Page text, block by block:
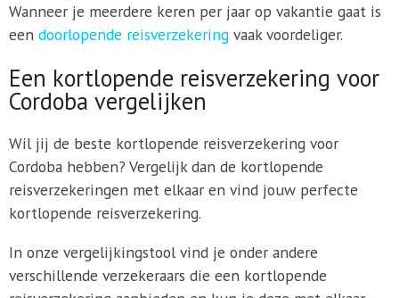
Wanneer je meerdere keren per jaar op vakantie gaat is
een doorlopende reisverzekeringvaak voordeliger.
Een kortlopende reisverzekering voor
Cordoba vergelijken
Wil jij de beste kortlopende reisverzekering voor
Cordoba hebben? Vergelijk dan de kortlopende
reisverzekeringen met elkaar en vind jouw perfecte
kortlopende reisverzekering.
In onze vergelijkingstool vind je onder andere
verschillende verzekeraars die een kortlopende